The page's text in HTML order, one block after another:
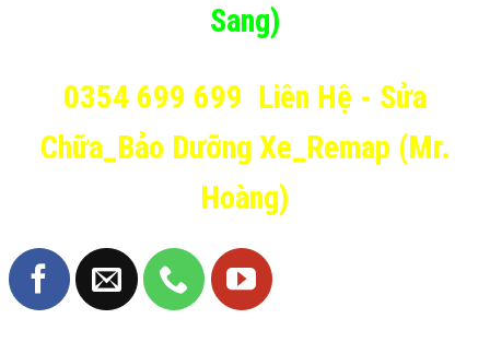
Sang)
0354 699 699 Liên Hệ - Sửa
Chữa_Bảo Dưỡng Xe_Remap (Mr.
Hoàng)